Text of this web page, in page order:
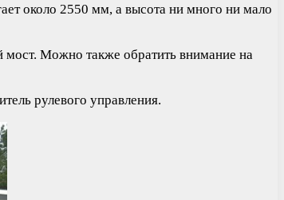
около 2550 мм, а высота ни много ни мало
мост. Можно также обратить внимание на
рулевого управления.